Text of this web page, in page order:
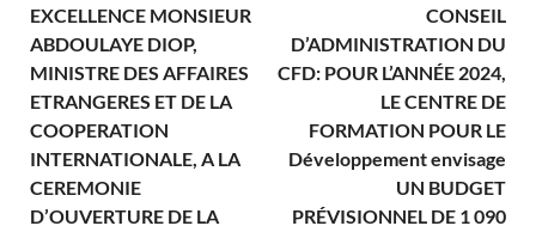
EXCELLENCE MONSIEUR
ABDOULAYE DIOP,
MINISTRE DES AFFAIRES
ETRANGERES ET DE LA
COOPERATION
INTERNATIONALE, A LA
CEREMONIE
D’OUVERTURE DE LA
CONSEIL
D’ADMINISTRATION DU
CFD: POUR L’ANNÉE 2024,
LE CENTRE DE
FORMATION POUR LE
Développement envisage
UN BUDGET
PRÉVISIONNEL DE 1 090